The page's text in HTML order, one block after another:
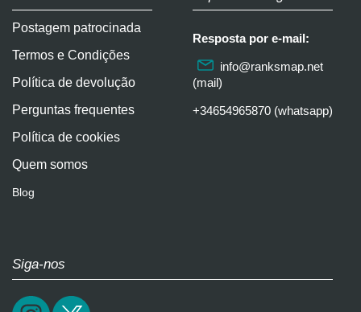
Postagem patrocinada
Termos e Condições
Política de devolução
Perguntas frequentes
Política de cookies
Quem somos
Blog
Resposta por e-mail:
info@ranksmap.net
(mail)
+34654965870 (whatsapp)
Siga-nos